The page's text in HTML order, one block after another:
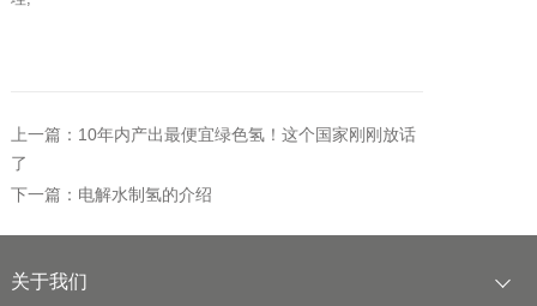
上一篇：10年内产出最便宜绿色氢！这个国家刚刚放话
了
下一篇：电解水制氢的介绍
关于我们